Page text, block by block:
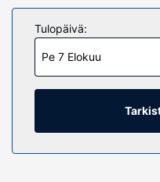
Kaikkien 21 huoneen
Huoneiden pillowtop-
vuodevaatteet.
ilmainen langaton
kylpyhuone, ja sen
hygieniatuotteet ja
Kiinteistön miellyttävyys
kuuluu myös ilmainen
Tulopäivä:
Pe 7 Elokuu